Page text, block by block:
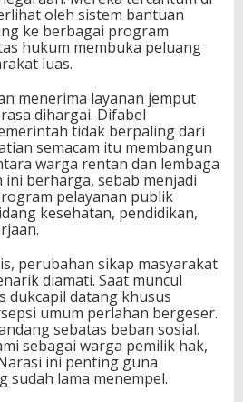
oleh sistem bantuan
ke berbagai program
hukum membuka peluang
luas.
menerima layanan jemput
dihargai. Difabel
tidak berpaling dari
semacam itu membangun
warga rentan dan lembaga
ini berharga, sebab menjadi
pelayanan publik
kesehatan, pendidikan,
perubahan sikap masyarakat
diamati. Saat muncul
dukcapil datang khusus
umum perlahan bergeser.
sebatas beban sosial.
sebagai warga pemilik hak,
ini penting guna
sudah lama menempel.